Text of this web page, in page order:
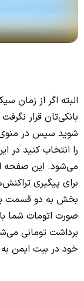
البته اگر از زمان
بانکی‌تان قرار
شوید سپس در
را انتخاب کنید
می‌شود. این صفحه
برای پیگیری
بخش به دو قسمت
صورت اتومات شما
برداشت تومانی
خود در بیت ایمن